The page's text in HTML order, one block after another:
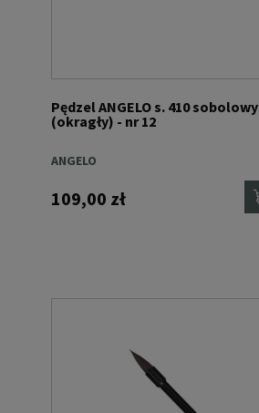
Pędzel ANGELO s. 410 sobolowy
(okragły) - nr 12
ANGELO
109,00 zł